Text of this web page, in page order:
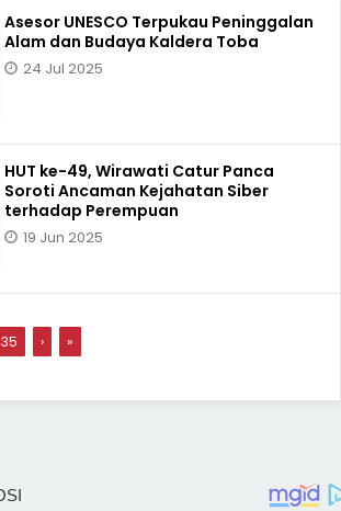
Asesor UNESCO Terpukau Peninggalan
Alam dan Budaya Kaldera Toba
24 Jul 2025
HUT ke-49, Wirawati Catur Panca
Soroti Ancaman Kejahatan Siber
terhadap Perempuan
19 Jun 2025
35 › »